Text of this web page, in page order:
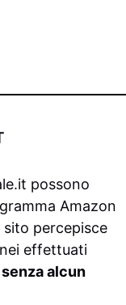
possono
Amazon
sito percepisce
effettuati
senza alcun